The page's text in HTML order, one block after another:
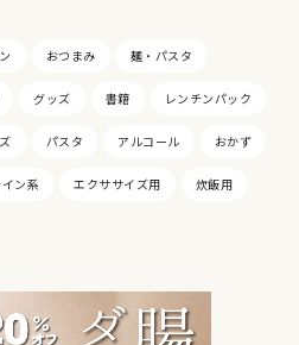
おつまみ 麺・パスタ
グッズ 書籍 レンチンパック
パスタ アルコール おかず
ン系 エクササイズ用 炊飯用